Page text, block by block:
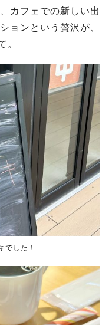
カフェでの新しい出
ョンという贅沢が、
。
でした！